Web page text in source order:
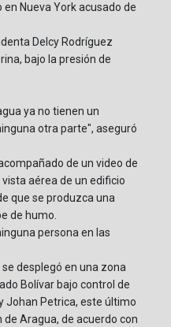
Nueva York acusado de
Delcy Rodríguez
bajo la presión de
ya no tienen un
otra parte", aseguró
de un video de
aérea de un edificio
que se produzca una
de humo.
persona en las
desplegó en una zona
Bolívar bajo control de
Johan Petrica, este último
Aragua, de acuerdo con